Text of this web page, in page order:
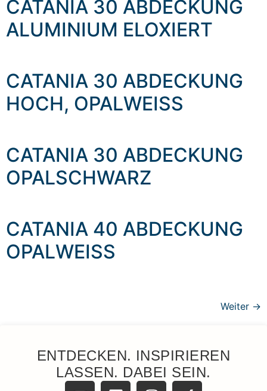
CATANIA 30 ABDECKUNG
ALUMINIUM ELOXIERT
CATANIA 30 ABDECKUNG
HOCH, OPALWEISS
CATANIA 30 ABDECKUNG
OPALSCHWARZ
CATANIA 40 ABDECKUNG
OPALWEISS
Weiter →
ENTDECKEN. INSPIRIEREN
LASSEN. DABEI SEIN.